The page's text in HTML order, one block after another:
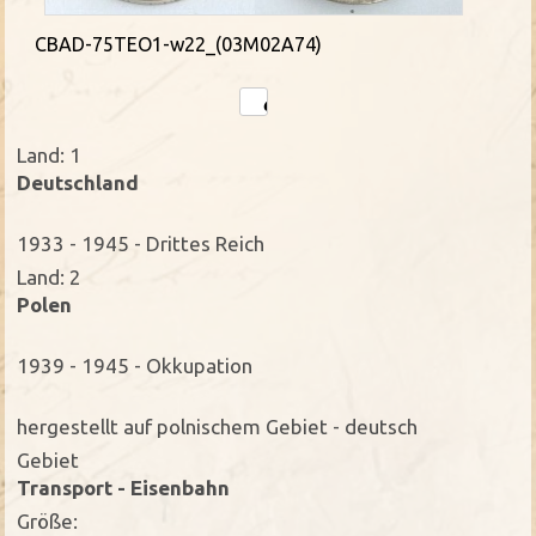
CBAD-75TEO1-w22_(03M02A74)
Land: 1
Deutschland
1933 - 1945 - Drittes Reich
Land: 2
Polen
1939 - 1945 - Okkupation
hergestellt auf polnischem Gebiet - deutsch
Gebiet
Transport - Eisenbahn
Größe: